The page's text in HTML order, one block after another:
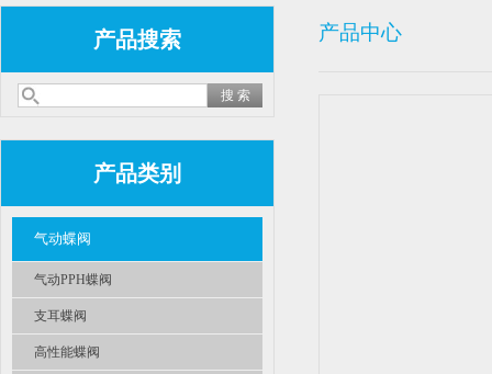
产品搜索
产品类别
气动蝶阀
气动PPH蝶阀
支耳蝶阀
高性能蝶阀
产品中心